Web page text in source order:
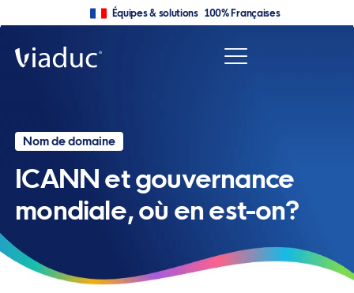
Équipes & solutions 100% Françaises
Nom de domaine
ICANN et gouvernance
mondiale, où en est-on?